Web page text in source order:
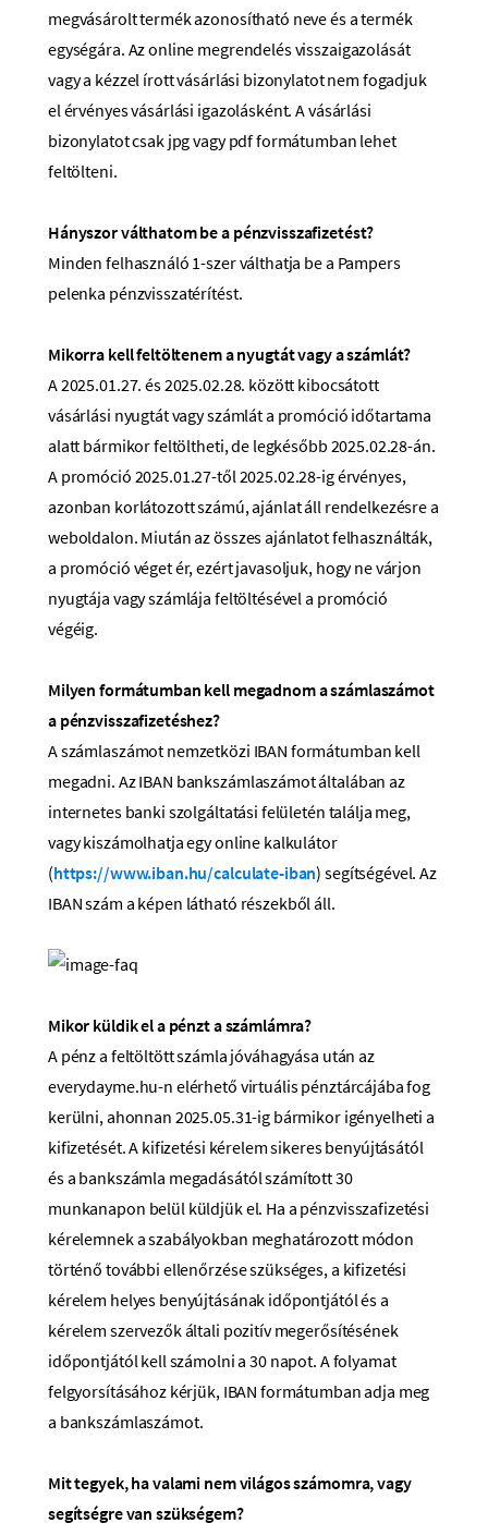
megvásárolt termék azonosítható neve és a termék
egységára. Az online megrendelés visszaigazolását
vagy a kézzel írott vásárlási bizonylatot nem fogadjuk
el érvényes vásárlási igazolásként. A vásárlási
bizonylatot csak jpg vagy pdf formátumban lehet
feltölteni.
Hányszor válthatom be a pénzvisszafizetést?
Minden felhasználó 1-szer válthatja be a Pampers
pelenka pénzvisszatérítést.
Mikorra kell feltöltenem a nyugtát vagy a számlát?
A 2025.01.27. és 2025.02.28. között kibocsátott
vásárlási nyugtát vagy számlát a promóció időtartama
alatt bármikor feltöltheti, de legkésőbb 2025.02.28-án.
A promóció 2025.01.27-től 2025.02.28-ig érvényes,
azonban korlátozott számú, ajánlat áll rendelkezésre a
weboldalon. Miután az összes ajánlatot felhasználták,
a promóció véget ér, ezért javasoljuk, hogy ne várjon
nyugtája vagy számlája feltöltésével a promóció
végéig.
Milyen formátumban kell megadnom a számlaszámot
a pénzvisszafizetéshez?
A számlaszámot nemzetközi IBAN formátumban kell
megadni. Az IBAN bankszámlaszámot általában az
internetes banki szolgáltatási felületén találja meg,
vagy kiszámolhatja egy online kalkulátor
(https://www.iban.hu/calculate-iban) segítségével. Az
IBAN szám a képen látható részekből áll.
Mikor küldik el a pénzt a számlámra?
A pénz a feltöltött számla jóváhagyása után az
everydayme.hu-n elérhető virtuális pénztárcájába fog
kerülni, ahonnan 2025.05.31-ig bármikor igényelheti a
kifizetését. A kifizetési kérelem sikeres benyújtásától
és a bankszámla megadásától számított 30
munkanapon belül küldjük el. Ha a pénzvisszafizetési
kérelemnek a szabályokban meghatározott módon
történő további ellenőrzése szükséges, a kifizetési
kérelem helyes benyújtásának időpontjától és a
kérelem szervezők általi pozitív megerősítésének
időpontjától kell számolni a 30 napot. A folyamat
felgyorsításához kérjük, IBAN formátumban adja meg
a bankszámlaszámot.
Mit tegyek, ha valami nem világos számomra, vagy
segítségre van szükségem?